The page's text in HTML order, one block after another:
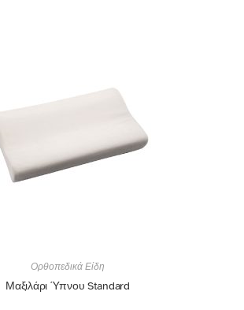
Ορθοπεδικά Είδη
Μαξιλάρι Ύπνου Standard